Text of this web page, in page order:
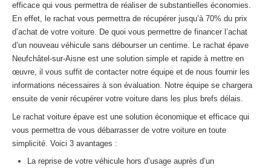
Centreagréé VHU 95 : casse auto avec destruction
DOCUMENTSÀ JOINDRE
RACHAT VÉHICULES
CONTACT
efficace qui vous permettra de réaliser de substantielles économies.
En effet, le rachat vous permettra de récupérer jusqu’à 70% du prix
d’achat de votre voiture. De quoi vous permettre de financer l’achat
d’un nouveau véhicule sans débourser un centime. Le rachat épave
Neufchâtel-sur-Aisne est une solution simple et rapide à mettre en
œuvre, il vous suffit de contacter notre équipe et de nous fournir les
informations nécessaires à son évaluation. Notre équipe se chargera
ensuite de venir récupérer votre voiture dans les plus brefs délais.
Le rachat voiture épave est une solution économique et efficace qui
vous permettra de vous débarrasser de votre voiture en toute
simplicité. Voici 3 avantages :
La reprise de votre véhicule hors d’usage auprès d’un